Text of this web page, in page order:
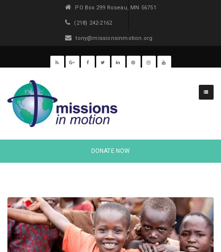
PO Box 299 Roseau, MN 56751
(218) 242-2162
tony@missionsinmotion.org
DONATE NOW